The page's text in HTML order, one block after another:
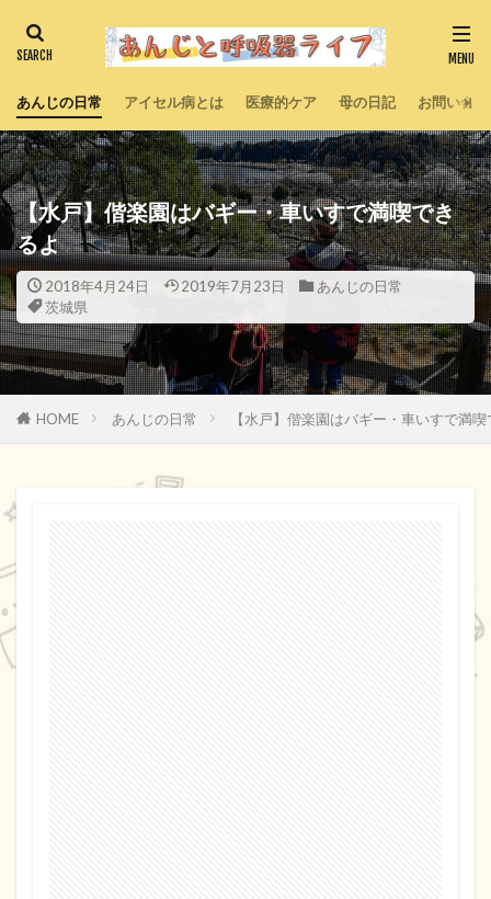
あんじの日常 アイセル病とは 医療的ケア 母の日記 お問い合
【水戸】偕楽園はバギー・車いすで満喫でき
るよ
2018年4月24日 2019年7月23日
あんじの日常
茨城県
HOME あんじの日常 【水戸】偕楽園はバギー・車いすで満